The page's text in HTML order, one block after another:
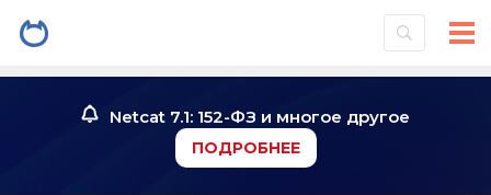
Netcat 7.1: 152-ФЗ и многое другое
ПОДРОБНЕЕ